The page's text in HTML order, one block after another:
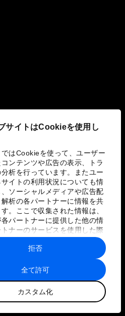
サイトはCookieを使用し
ではCookieを使って、ユーザー
ンテンツや広告の表示、トラ
析を行っています。またユー
イトの利用状況についても情
ソーシャルメディアや広告配
析の各パートナーに情報を共
。ここで収集された情報は、
パートナーに提供した他の情
ナーのサービスを使用した際
た情報と組み合わされ、各パー
て使用されることがありま
全て許可
カスタム化
拒否
組み
リシーと利用規約
トマップ
界経済フォーラム